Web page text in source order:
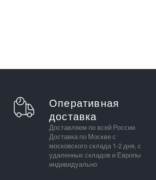
Оперативная
доставка
Доставляем по всей России.
Доставка по Москве с
московского склада 1-2 дня, с
удаленных складов и Европы
индивидуально